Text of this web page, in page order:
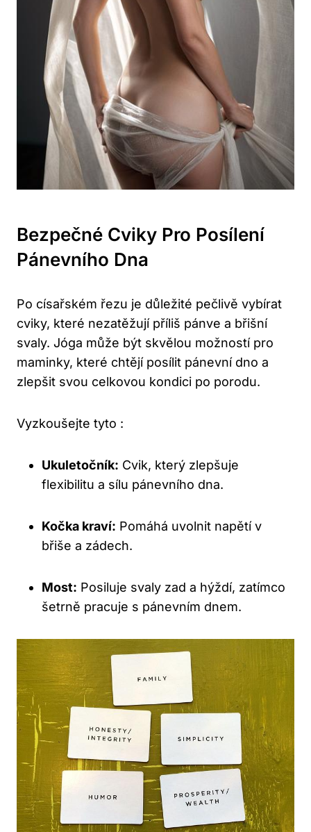
Bezpečné Cviky Pro Posílení
Pánevního Dna
Po císařském řezu je důležité pečlivě vybírat
cviky, které nezatěžují příliš pánve a břišní
svaly. Jóga může být skvělou možností pro
maminky, které chtějí posílit pánevní dno a
zlepšit svou celkovou kondici po porodu.
Vyzkoušejte tyto :
Ukuletočník: Cvik, který zlepšuje
flexibilitu a sílu pánevního dna.
Kočka kraví: Pomáhá uvolnit napětí v
břiše a zádech.
Most: Posiluje svaly zad a hýždí, zatímco
šetrně pracuje s pánevním dnem.